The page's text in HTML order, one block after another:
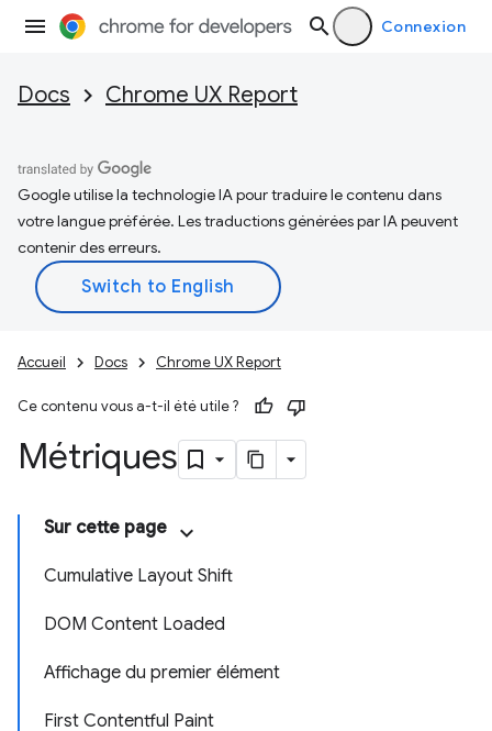
Connexion
Docs Chrome UX Report
Google utilise la technologie IA pour traduire le contenu dans
votre langue préférée. Les traductions générées par IA peuvent
contenir des erreurs.
Accueil Docs Chrome UX Report
Ce contenu vous a-t-il été utile ?
Métriques
Sur cette page
Cumulative Layout Shift
DOM Content Loaded
Affichage du premier élément
First Contentful Paint